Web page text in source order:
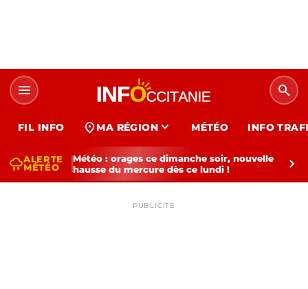
menu search
FIL INFO location_on MA RÉGION expand_more MÉTÉO INFO
thunderstormALERTE
MÉTÉO
Météo : orages ce dimanche soir, nouvelle
hausse du mercure dès ce lundi !
chevron_right
PUBLICITÉ